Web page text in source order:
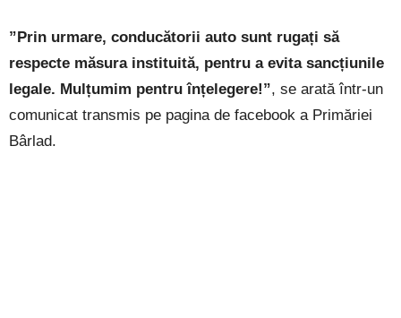
”Prin urmare, conducătorii auto sunt rugați să
respecte măsura instituită, pentru a evita sancțiunile
legale. Mulțumim pentru înțelegere!”, se arată într-un
comunicat transmis pe pagina de facebook a Primăriei
Bârlad.